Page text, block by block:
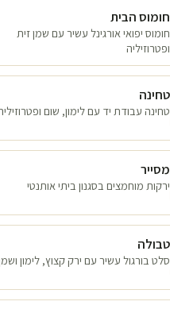
חומוס הבית
חומוס יפואי אורגינל עשיר עם שמן זית
ופטרוזיליה
טחינה
טחינה עבודת יד עם לימון, שום
מסייר
ירקות מוחמצים בסגנון ביתי אותנטי
טבולה
סלט בורגול עשיר עם ירק קצוץ, לימון